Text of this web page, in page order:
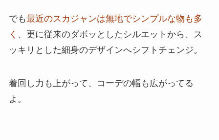
でも最近のスカジャンは無地でシンプルな物も多
く 、更に従来のダボッとしたシルエットから、ス
ッキリとした細身のデザインへシフトチェンジ。
着回し力も上がって、コーデの幅も広がってる
よ。